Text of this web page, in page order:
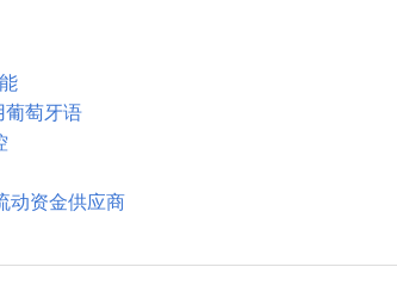
葡萄牙语
动资金供应商